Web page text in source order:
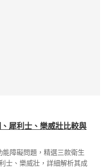
犀利士、樂威壯比較與
障礙問題，精選三款衛生
士、樂威壯，詳細解析其成